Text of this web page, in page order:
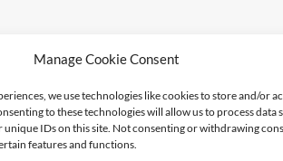
Manage Cookie Consent
we use technologies like cookies to store and/or
to these technologies will allow us to process data
IDs on this site. Not consenting or withdrawing
features and functions.